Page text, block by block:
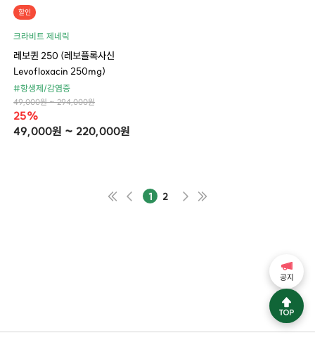
할인
크라비트 제네릭
레보퀸 250 (레보플록사신
Levofloxacin 250mg)
#항생제/감염증
49,000원 ~ 294,000원
25%
49,000원 ~ 220,000원
1 2
공지